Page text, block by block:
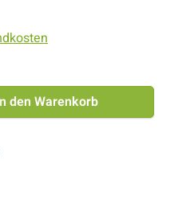
gewünschten
den Warenkorb